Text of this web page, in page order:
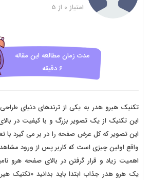
امتیاز 0 از 5
مدت زمان مطالعه این مقاله
6 دقیقه
تکنیک هیرو هدر به یکی از ترندهای دنیای
این تکنیک از یک تصویر بزرگ و با کیفیت در
این تصویر که کل عرض صفحه را در بر می گیرد با
واقع اولین چیزی است که کاربر پس از ورود
اهمیت زیاد و قرار گرفتن در بالای صفحه هرو